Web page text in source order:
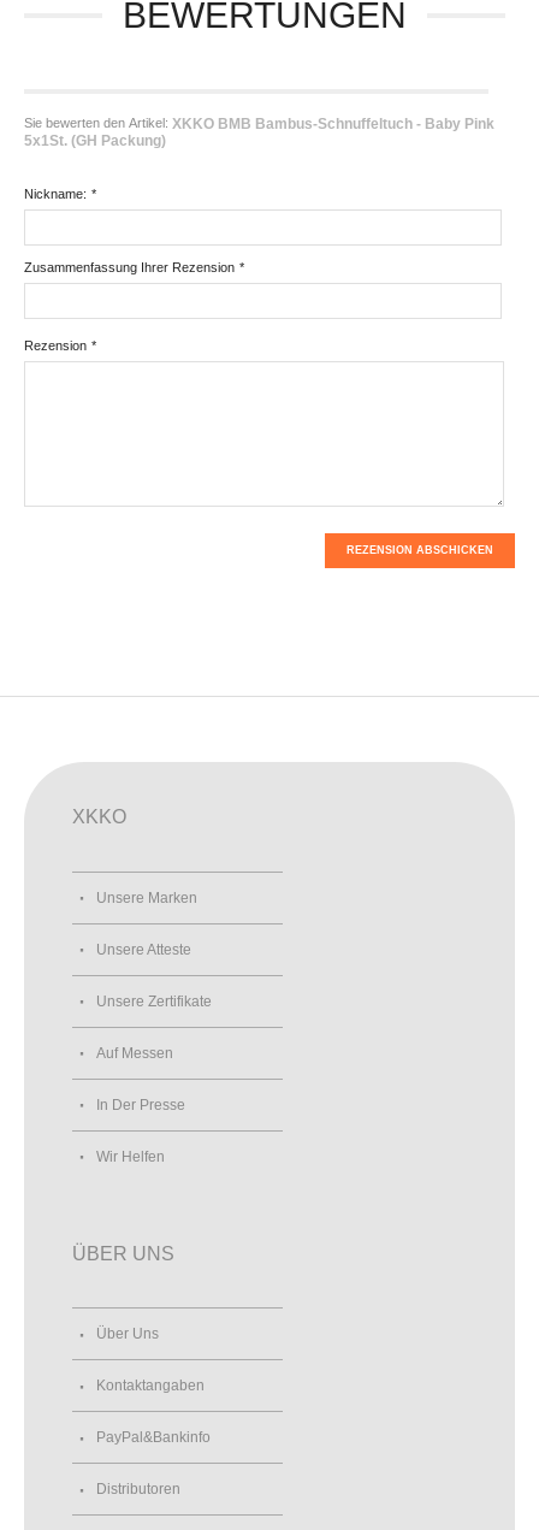
BEWERTUNGEN
Sie bewerten den Artikel: XKKO BMB Bambus-Schnuffeltuch - Baby Pink
5x1St. (GH Packung)
*
Nickname:
*
Zusammenfassung Ihrer Rezension
*
Rezension
REZENSION ABSCHICKEN
XKKO
Unsere Marken
Unsere Atteste
Unsere Zertifikate
Auf Messen
In Der Presse
Wir Helfen
ÜBER UNS
Über Uns
Kontaktangaben
PayPal&Bankinfo
Distributoren